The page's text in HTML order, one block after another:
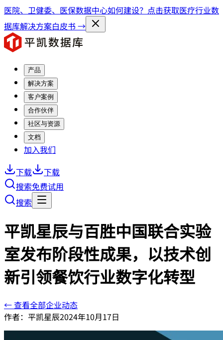
医院、卫健委、医保数据中心如何建设？点击获取医疗行业数
据库解决方案白皮书 →
产品
解决方案
客户案例
合作伙伴
社区与资源
文档
加入我们
下载
下载
搜索免费试用
搜索
平凯星辰与百胜中国联合实验
室发布阶段性成果，以技术创
新引领餐饮行业数字化转型
← 查看全部企业动态
作者： 平凯星辰2024年10月17日